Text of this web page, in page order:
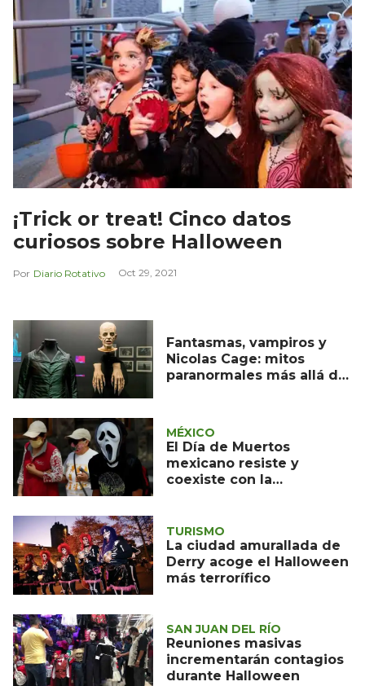
¡Trick or treat! Cinco datos
curiosos sobre Halloween
Diario Rotativo Oct 29, 2021
Fantasmas, vampiros y
Nicolas Cage: mitos
paranormales más allá de
MÉXICO
El Día de Muertos
mexicano resiste y
coexiste con la
TURISMO
La ciudad amurallada de
Derry acoge el Halloween
más terrorífico
SAN JUAN DEL RÍO
Reuniones masivas
incrementarán contagios
durante Halloween